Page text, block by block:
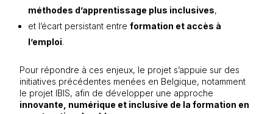
méthodes d’apprentissage plus inclusives,
et l’écart persistant entreformation et accès à
l’emploi.
Pour répondre à ces enjeux, le projet s’appuie sur des
initiatives précédentes menées en Belgique, notamment
le projet IBIS, afin de développer une approche
innovante, numérique et inclusive de la formation en